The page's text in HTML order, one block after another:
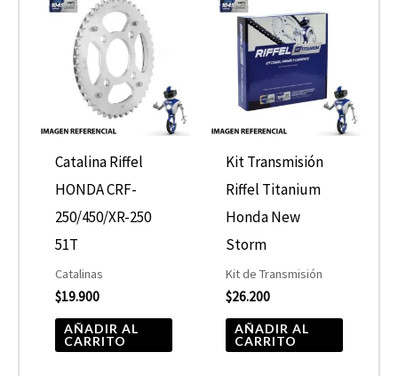
Catalina Riffel
HONDA CRF-
250/450/XR-250
51T
Catalinas
$19.900
AÑADIR AL
CARRITO
Kit Transmisión
Riffel Titanium
Honda New
Storm
Kit de Transmisión
$26.200
AÑADIR AL
CARRITO